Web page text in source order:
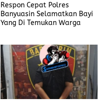
Respon Cepat Polres
Banyuasin Selamatkan Bayi
Yang Di Temukan Warga